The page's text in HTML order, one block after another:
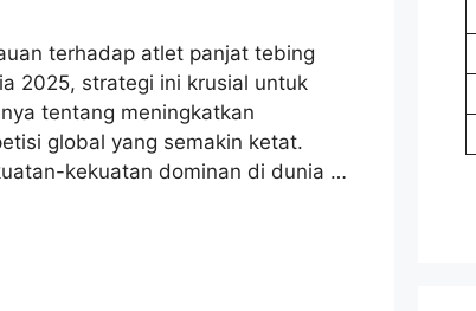
terhadap atlet panjat tebing
2025, strategi ini krusial untuk
tentang meningkatkan
global yang semakin ketat.
kekuatan dominan di dunia …